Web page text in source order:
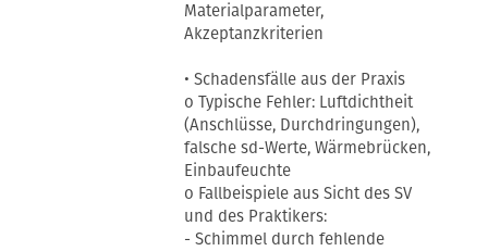
Materialparameter,
Akzeptanzkriterien
• Schadensfälle aus der Praxis
o Typische Fehler: Luftdichtheit
(Anschlüsse, Durchdringungen),
falsche sd-Werte, Wärmebrücken,
Einbaufeuchte
o Fallbeispiele aus Sicht des SV
und des Praktikers:
- Schimmel durch fehlende